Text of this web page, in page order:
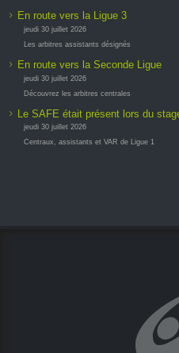
En route vers la Ligue 3
jeudi 30 juillet 2026
Les arbitres assistants désignés
En route vers la Seconde Ligue
jeudi 30 juillet 2026
Découvrez les arbitres centrales
Le SAFE était présent lors du
jeudi 30 juillet 2026
Centraux, assistants et VAR de Ligue 1